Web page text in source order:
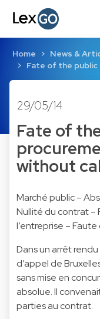
Home
News &
Fate of the
29/05/14
Fate of
without
Marché public –
Nullité du contrat –
l’entreprise –
Dans un arrêt
d’appel de
sans mise en
absolue. Il
parties au contrat.